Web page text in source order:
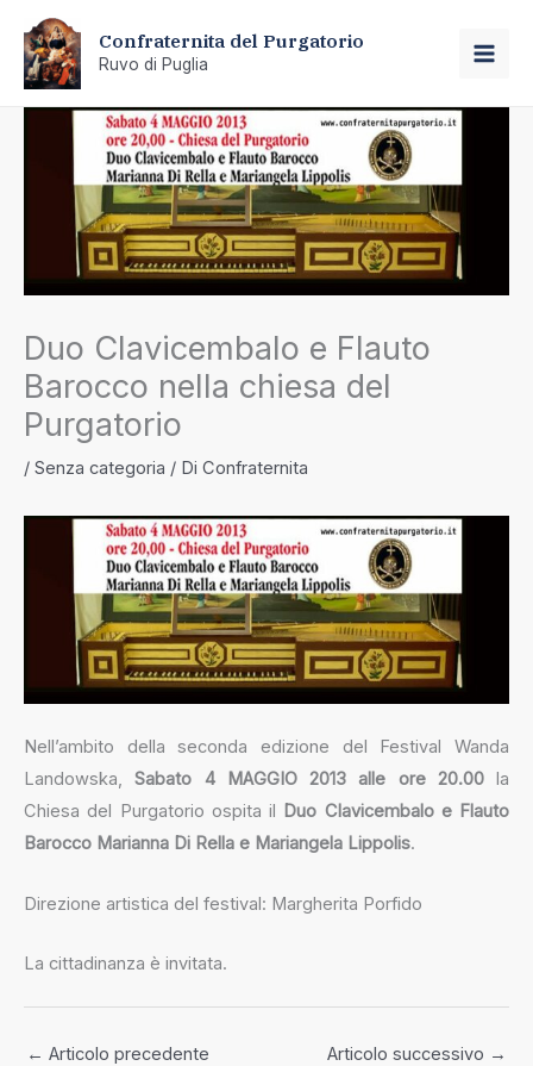
contenuto
Confraternita del Purgatorio
Ruvo di Puglia
Duo Clavicembalo e Flauto
Barocco nella chiesa del
Purgatorio
/ Senza categoria / Di Confraternita
Nell’ambito della seconda edizione del Festival Wanda
Landowska,Sabato 4 MAGGIO 2013 alle ore 20.00la
Chiesa del Purgatorio ospita il
Duo Clavicembalo e Flauto
Barocco Marianna Di Rella e Mariangela Lippolis.
Direzione artistica del festival: Margherita Porfido
La cittadinanza è invitata.
← Articolo precedente Articolo successivo →